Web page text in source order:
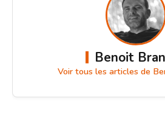
Benoit
Voir tous les articles de